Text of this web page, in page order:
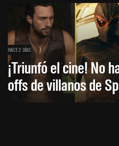
HACE 2 DÍAS
¡Triunfó el cine! No
offs de villanos de